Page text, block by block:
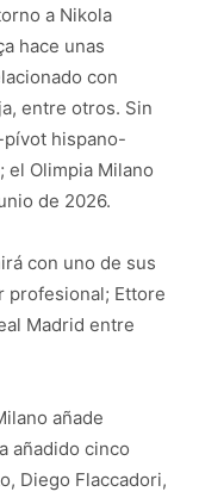
a Nikola
hace unas
con
entre otros. Sin
pívot hispano-
el Olimpia Milano
de 2026.
con uno de sus
profesional; Ettore
Madrid entre
añade
añadido cinco
Diego Flaccadori,